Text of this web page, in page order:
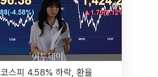
코스피 4.58% 하락, 환율